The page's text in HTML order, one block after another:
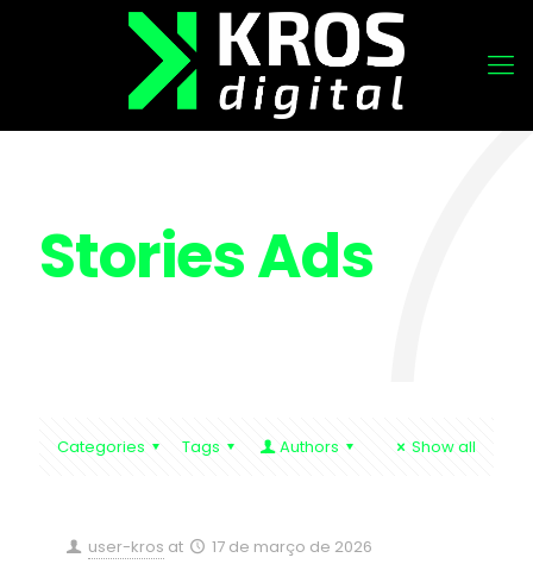
Stories Ads
Categories Tags Authors Show all
user-kros at 17 de março de 2026